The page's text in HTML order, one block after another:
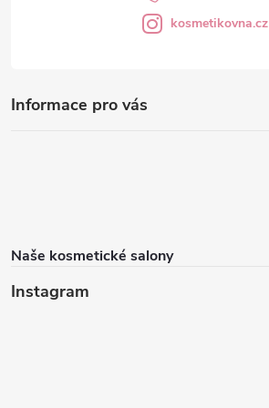
Informace pro vás
Naše kosmetické salony
Instagram
kosmetikovna.cz